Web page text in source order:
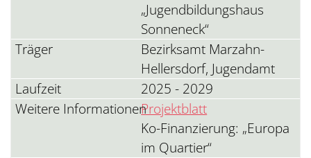
„Jugendbildungshaus
Sonneneck“
Bezirksamt Marzahn-
Hellersdorf, Jugendamt
2025 - 2029
Projektblatt
Ko-Finanzierung: „Europa
im Quartier“